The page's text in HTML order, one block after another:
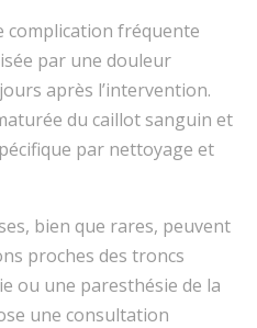
complication fréquente
par une douleur
après l’intervention.
du caillot sanguin et
par nettoyage et
bien que rares, peuvent
proches des troncs
ou une paresthésie de la
une consultation